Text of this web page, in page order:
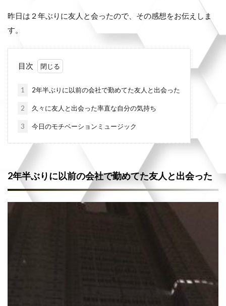
昨日は２年ぶりに友人と会ったので、その感想をお伝えしま
す。
目次
1 2年半ぶりに以前の会社で勤めてた友人と出会った
2 久々に友人と出会った率直な自分の気持ち
3 今日のモチベーションミュージック
2年半ぶりに以前の会社で勤めてた友人と出会った